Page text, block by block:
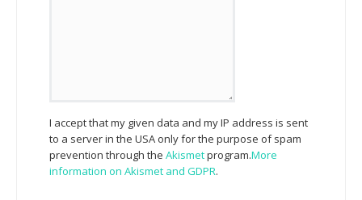
I accept that my given data and my IP address is sent
to a server in the USA only for the purpose of spam
prevention through the Akismetprogram.More
information on Akismet and GDPR.